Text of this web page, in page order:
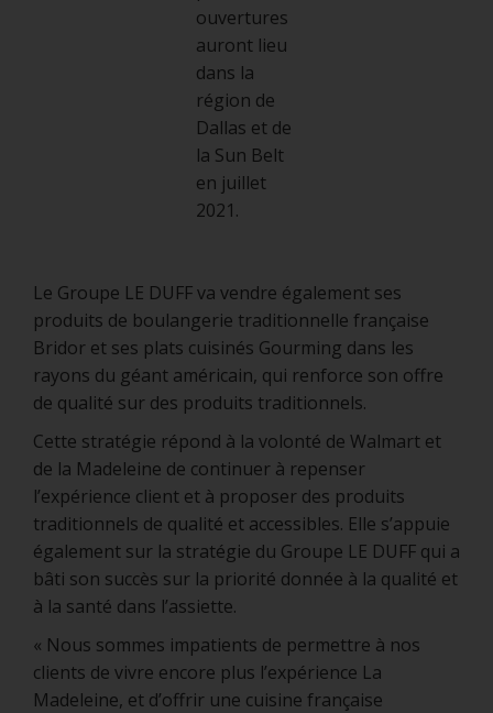
ouvertures
auront lieu
dans la
région de
Dallas et de
la Sun Belt
en juillet
2021.
Le Groupe LE DUFF va vendre également ses
produits de boulangerie traditionnelle française
Bridor et ses plats cuisinés Gourming dans les
rayons du géant américain, qui renforce son offre
de qualité sur des produits traditionnels.
Cette stratégie répond à la volonté de Walmart et
de la Madeleine de continuer à repenser
l’expérience client et à proposer des produits
traditionnels de qualité et accessibles. Elle s’appuie
également sur la stratégie du Groupe LE DUFF qui a
bâti son succès sur la priorité donnée à la qualité et
à la santé dans l’assiette.
« Nous sommes impatients de permettre à nos
clients de vivre encore plus l’expérience La
Madeleine, et d’offrir une cuisine française